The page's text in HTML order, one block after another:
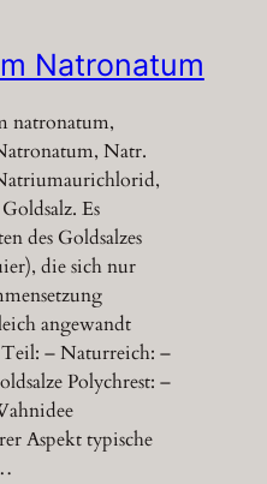
Natronatum
natronatum,
Natr.
Es
des Goldsalzes
die sich nur
angewandt
– Naturreich: –
Polychrest: –
Aspekt typische